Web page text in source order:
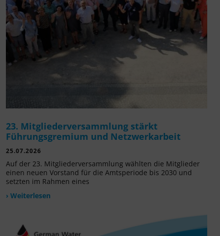
23. Mitgliederversammlung stärkt
Führungsgremium und Netzwerkarbeit
25.07.2026
Auf der 23. Mitgliederversammlung wählten die Mitglieder
einen neuen Vorstand für die Amtsperiode bis 2030 und
setzten im Rahmen eines
› Weiterlesen